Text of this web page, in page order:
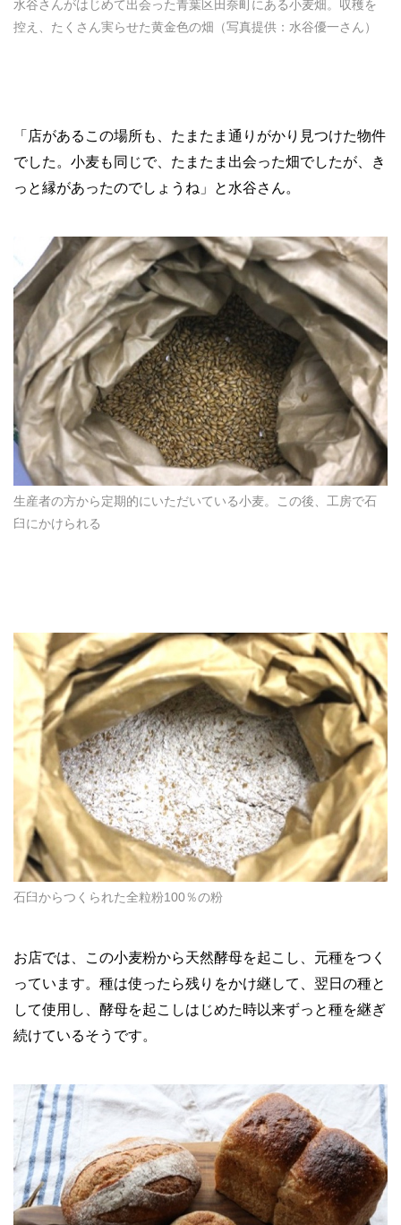
水谷さんがはじめて出会った青葉区田奈町にある小麦畑。収穫を
控え、たくさん実らせた黄金色の畑（写真提供：水谷優一さん）
「店があるこの場所も、たまたま通りがかり見つけた物件
でした。小麦も同じで、たまたま出会った畑でしたが、き
っと縁があったのでしょうね」と水谷さん。
生産者の方から定期的にいただいている小麦。この後、工房で石
臼にかけられる
石臼からつくられた全粒粉100％の粉
お店では、この小麦粉から天然酵母を起こし、元種をつく
っています。種は使ったら残りをかけ継して、翌日の種と
して使用し、酵母を起こしはじめた時以来ずっと種を継ぎ
続けているそうです。